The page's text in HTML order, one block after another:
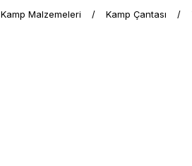
Kamp Malzemeleri Kamp Çantası